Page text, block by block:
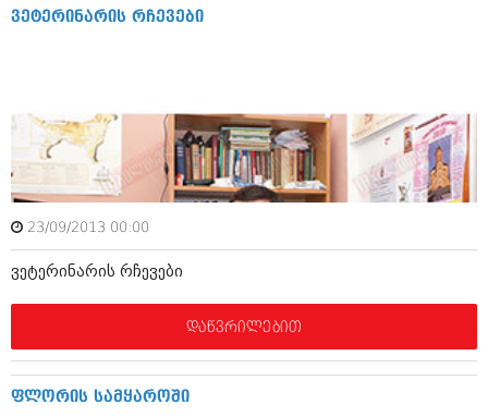
იანვარი 2012 (322)
ივლისი 2011 (400)
ივნისი 2011 (438)
მაისი 2011 (415)
აპრილი 2011 (294)
თებერვალი 2011 (329)
იანვარი 2011 (647)
(157)
ნოემბერი 2010 (422)
სექტემბერი 2010 (449)
ივლისი 2010 (556)
ვეტერინარის რჩევები
23/09/2013 00:00
ვეტერინარის რჩევები
დაწვრილებით
ფლორის სამყაროში